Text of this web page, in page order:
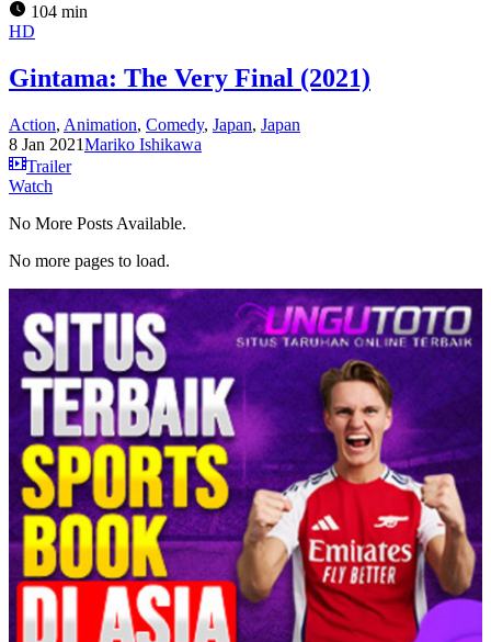
104 min
HD
Gintama: The Very Final (2021)
Action, Animation, Comedy, Japan, Japan
8 Jan 2021Mariko Ishikawa
Trailer
Watch
No More Posts Available.
No more pages to load.